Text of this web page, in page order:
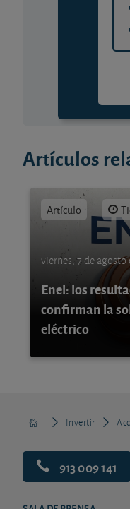
Artículos
Artículo
viernes, 7 de agosto
Enel: los
confirman la
eléctrico
Invertir
913 009 141